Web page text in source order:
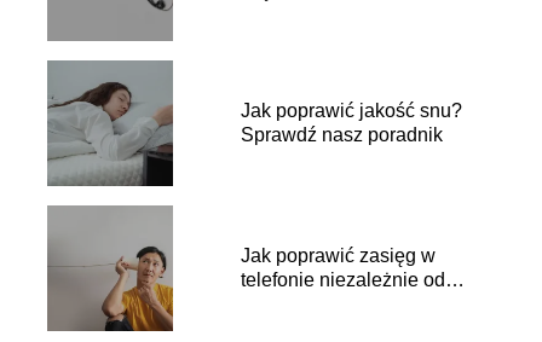
Jak poprawić jakość snu?
Sprawdź nasz poradnik
Jak poprawić zasięg w
telefonie niezależnie od